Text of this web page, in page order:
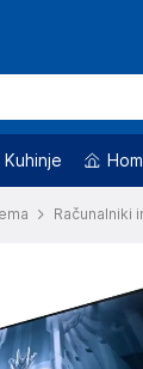
Kuhinje
Računalniki